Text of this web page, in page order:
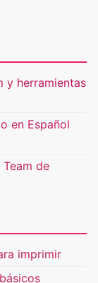
y herramientas
en Español
de
imprimir